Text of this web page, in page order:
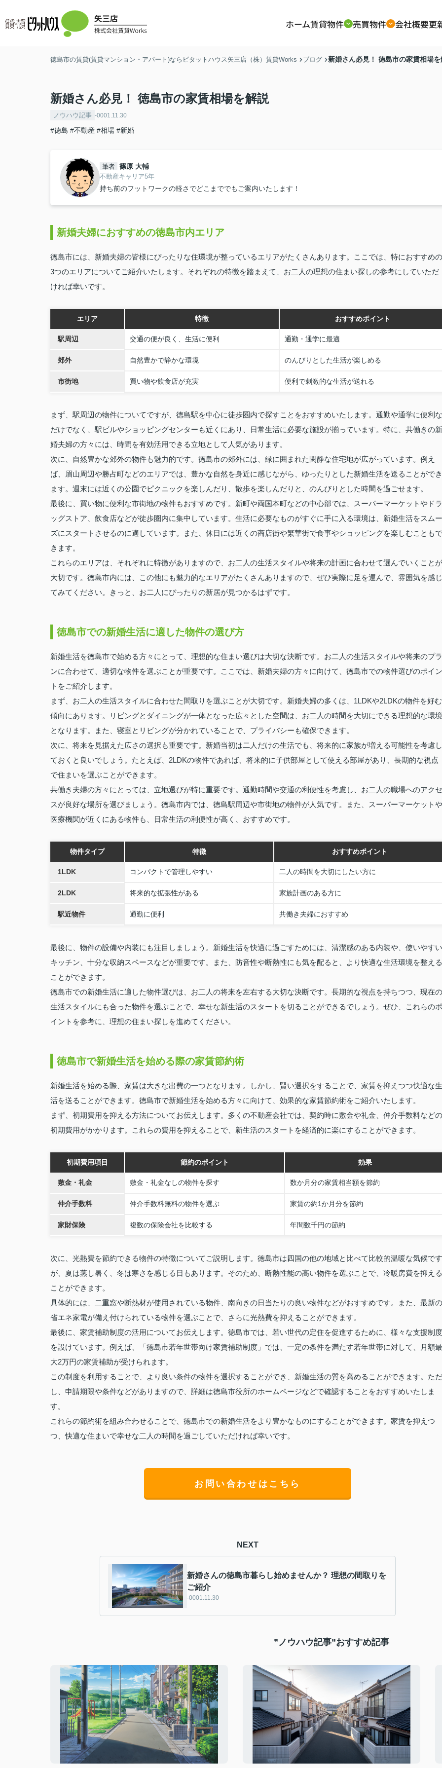
ホーム賃貸物件 売買物件 会社概要更
徳島市の賃貸(賃貸マンション・アパート)ならピタットハウス矢三店（株）賃貸Works ブログ 新婚さん必見！ 徳島市の家賃相場を
新婚さん必見！ 徳島市の家賃相場を解説
ノウハウ記事 -0001.11.30
#徳島 #不動産 #相場 #新婚
筆者 篠原 大輔
不動産キャリア5年
持ち前のフットワークの軽さでどこまででもご案内いたします！
新婚夫婦におすすめの徳島市内エリア
徳島市には、新婚夫婦の皆様にぴったりな住環境が整っているエリアがたくさんあります。ここでは、特におすすめの
3つのエリアについてご紹介いたします。それぞれの特徴を踏まえて、お二人の理想の住まい探しの参考にしていただ
ければ幸いです。
エリア 特徴 おすすめポイント
駅周辺 交通の便が良く、生活に便利 通勤・通学に最適
郊外 自然豊かで静かな環境 のんびりとした生活が楽しめる
市街地 買い物や飲食店が充実 便利で刺激的な生活が送れる
まず、駅周辺の物件についてですが、徳島駅を中心に徒歩圏内で探すことをおすすめいたします。通勤や通学に便利な
だけでなく、駅ビルやショッピングセンターも近くにあり、日常生活に必要な施設が揃っています。特に、共働きの新
婚夫婦の方々には、時間を有効活用できる立地として人気があります。
次に、自然豊かな郊外の物件も魅力的です。徳島市の郊外には、緑に囲まれた閑静な住宅地が広がっています。例え
ば、眉山周辺や勝占町などのエリアでは、豊かな自然を身近に感じながら、ゆったりとした新婚生活を送ることができ
ます。週末には近くの公園でピクニックを楽しんだり、散歩を楽しんだりと、のんびりとした時間を過ごせます。
最後に、買い物に便利な市街地の物件もおすすめです。新町や両国本町などの中心部では、スーパーマーケットやドラ
ッグストア、飲食店などが徒歩圏内に集中しています。生活に必要なものがすぐに手に入る環境は、新婚生活をスムー
ズにスタートさせるのに適しています。また、休日には近くの商店街や繁華街で食事やショッピングを楽しむこともで
きます。
これらのエリアは、それぞれに特徴がありますので、お二人の生活スタイルや将来の計画に合わせて選んでいくことが
大切です。徳島市内には、この他にも魅力的なエリアがたくさんありますので、ぜひ実際に足を運んで、雰囲気を感じ
てみてください。きっと、お二人にぴったりの新居が見つかるはずです。
徳島市での新婚生活に適した物件の選び方
新婚生活を徳島市で始める方々にとって、理想的な住まい選びは大切な決断です。お二人の生活スタイルや将来のプラ
ンに合わせて、適切な物件を選ぶことが重要です。ここでは、新婚夫婦の方々に向けて、徳島市での物件選びのポイン
トをご紹介します。
まず、お二人の生活スタイルに合わせた間取りを選ぶことが大切です。新婚夫婦の多くは、1LDKや2LDKの物件を好む
傾向にあります。リビングとダイニングが一体となった広々とした空間は、お二人の時間を大切にできる理想的な環境
となります。また、寝室とリビングが分かれていることで、プライバシーも確保できます。
次に、将来を見据えた広さの選択も重要です。新婚当初は二人だけの生活でも、将来的に家族が増える可能性を考慮し
ておくと良いでしょう。たとえば、2LDKの物件であれば、将来的に子供部屋として使える部屋があり、長期的な視点
で住まいを選ぶことができます。
共働き夫婦の方々にとっては、立地選びが特に重要です。通勤時間や交通の利便性を考慮し、お二人の職場へのアクセ
スが良好な場所を選びましょう。徳島市内では、徳島駅周辺や市街地の物件が人気です。また、スーパーマーケットや
医療機関が近くにある物件も、日常生活の利便性が高く、おすすめです。
物件タイプ 特徴 おすすめポイント
1LDK コンパクトで管理しやすい 二人の時間を大切にしたい方に
2LDK 将来的な拡張性がある 家族計画のある方に
駅近物件 通勤に便利 共働き夫婦におすすめ
最後に、物件の設備や内装にも注目しましょう。新婚生活を快適に過ごすためには、清潔感のある内装や、使いやすい
キッチン、十分な収納スペースなどが重要です。また、防音性や断熱性にも気を配ると、より快適な生活環境を整える
ことができます。
徳島市での新婚生活に適した物件選びは、お二人の将来を左右する大切な決断です。長期的な視点を持ちつつ、現在の
生活スタイルにも合った物件を選ぶことで、幸せな新生活のスタートを切ることができるでしょう。ぜひ、これらのポ
イントを参考に、理想の住まい探しを進めてください。
徳島市で新婚生活を始める際の家賃節約術
新婚生活を始める際、家賃は大きな出費の一つとなります。しかし、賢い選択をすることで、家賃を抑えつつ快適な生
活を送ることができます。徳島市で新婚生活を始める方々に向けて、効果的な家賃節約術をご紹介いたします。
まず、初期費用を抑える方法についてお伝えします。多くの不動産会社では、契約時に敷金や礼金、仲介手数料などの
初期費用がかかります。これらの費用を抑えることで、新生活のスタートを経済的に楽にすることができます。
初期費用項目 節約のポイント 効果
敷金・礼金 敷金・礼金なしの物件を探す 数か月分の家賃相当額を節約
仲介手数料 仲介手数料無料の物件を選ぶ 家賃の約1か月分を節約
家財保険 複数の保険会社を比較する 年間数千円の節約
次に、光熱費を節約できる物件の特徴についてご説明します。徳島市は四国の他の地域と比べて比較的温暖な気候です
が、夏は蒸し暑く、冬は寒さを感じる日もあります。そのため、断熱性能の高い物件を選ぶことで、冷暖房費を抑える
ことができます。
具体的には、二重窓や断熱材が使用されている物件、南向きの日当たりの良い物件などがおすすめです。また、最新の
省エネ家電が備え付けられている物件を選ぶことで、さらに光熱費を抑えることができます。
最後に、家賃補助制度の活用についてお伝えします。徳島市では、若い世代の定住を促進するために、様々な支援制度
を設けています。例えば、「徳島市若年世帯向け家賃補助制度」では、一定の条件を満たす若年世帯に対して、月額最
大2万円の家賃補助が受けられます。
この制度を利用することで、より良い条件の物件を選択することができ、新婚生活の質を高めることができます。ただ
し、申請期限や条件などがありますので、詳細は徳島市役所のホームページなどで確認することをおすすめいたしま
す。
これらの節約術を組み合わせることで、徳島市での新婚生活をより豊かなものにすることができます。家賃を抑えつ
つ、快適な住まいで幸せな二人の時間を過ごしていただければ幸いです。
お問い合わせはこちら
NEXT
新婚さんの徳島市暮らし始めませんか？ 理想の間取りを
ご紹介
-0001.11.30
”ノウハウ記事”おすすめ記事